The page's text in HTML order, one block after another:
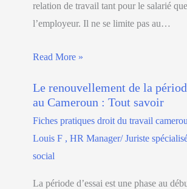
relation de travail tant pour le salarié
l’employeur. Il ne se limite pas au…
Read More »
Le renouvellement de la
au Cameroun : Tout savoir
Fiches pratiques droit du travail
Louis F , HR Manager/ Juriste
social
La période d’essai est une phase au